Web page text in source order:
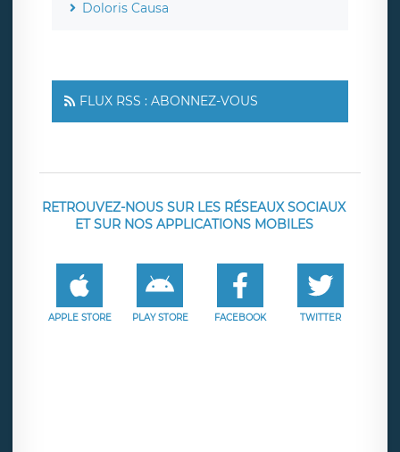
Doloris Causa
FLUX RSS : ABONNEZ-VOUS
RETROUVEZ-NOUS SUR LES RÉSEAUX SOCIAUX
ET SUR NOS APPLICATIONS MOBILES
APPLE STORE PLAY STORE FACEBOOK TWITTER